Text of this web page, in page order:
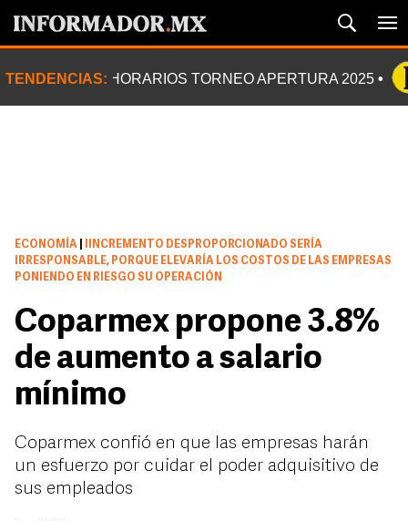
TENDENCIAS: HORARIOS TORNEO APERTURA 2025
ECONOMÍA
IINCREMENTO DESPROPORCIONADO SERÍA
IRRESPONSABLE, PORQUE ELEVARÍA LOS COSTOS DE LAS EMPRESAS
PONIENDO EN RIESGO SU OPERACIÓN
Coparmex propone 3.8%
de aumento a salario
mínimo
Coparmex confió en que las empresas harán
un esfuerzo por cuidar el poder adquisitivo de
sus empleados